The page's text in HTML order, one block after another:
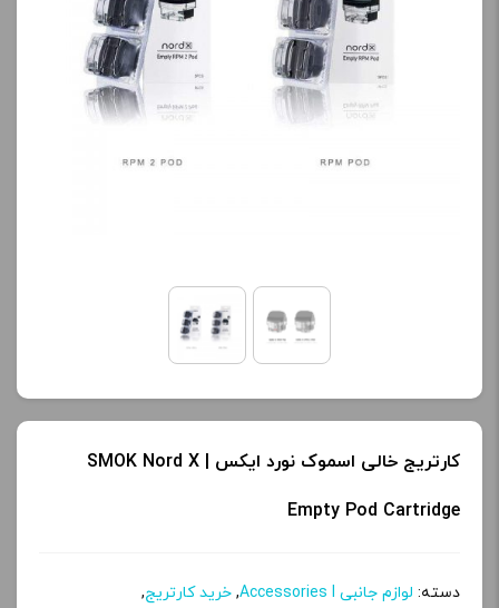
کارتریج خالی اسموک نورد ایکس | SMOK Nord X
Empty Pod Cartridge
دسته: لوازم جانبی Accessories l , خرید کارتریج,